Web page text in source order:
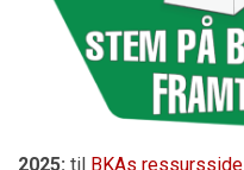
2025: til BKAs ressursside